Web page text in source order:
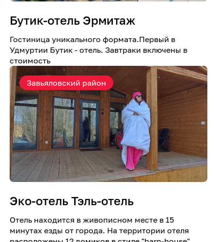
Бутик-отель Эрмитаж
Гостиница уникального формата.Первый в
Удмуртии Бутик - отель. Завтраки включены в
стоимость
Завьяловский район
Эко-отель Тэль-отель
Отель находится в живописном месте в 15
минутах езды от города. На территории отеля